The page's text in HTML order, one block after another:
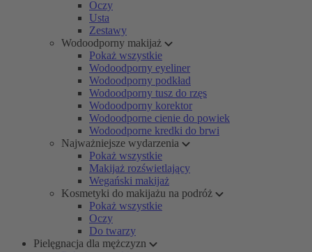
Oczy
Usta
Zestawy
Wodoodporny makijaż
Pokaż wszystkie
Wodoodporny eyeliner
Wodoodporny podkład
Wodoodporny tusz do rzęs
Wodoodporny korektor
Wodoodporne cienie do powiek
Wodoodporne kredki do brwi
Najważniejsze wydarzenia
Pokaż wszystkie
Makijaż rozświetlający
Wegański makijaż
Kosmetyki do makijażu na podróż
Pokaż wszystkie
Oczy
Do twarzy
Pielęgnacja dla mężczyzn